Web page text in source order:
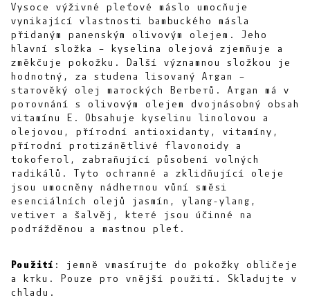
Vysoce výživné pleťové máslo umocňuje
vynikající vlastnosti bambuckého másla
přidaným panenským olivovým olejem. Jeho
hlavní složka – kyselina olejová zjemňuje a
změkčuje pokožku. Další významnou složkou je
hodnotný, za studena lisovaný Argan –
starověký olej marockých Berberů. Argan má v
porovnání s olivovým olejem dvojnásobný obsah
vitamínu E. Obsahuje kyselinu linolovou a
olejovou, přírodní antioxidanty, vitamíny,
přírodní protizánětlivé flavonoidy a
tokoferol, zabraňující působení volných
radikálů. Tyto ochranné a zklidňující oleje
jsou umocněny nádhernou vůní směsi
esenciálních olejů jasmín, ylang-ylang,
vetiver a šalvěj, které jsou účinné na
podrážděnou a mastnou pleť.
Použití : jemně vmasírujte do pokožky obličeje
a krku. Pouze pro vnější použití. Skladujte v
chladu.